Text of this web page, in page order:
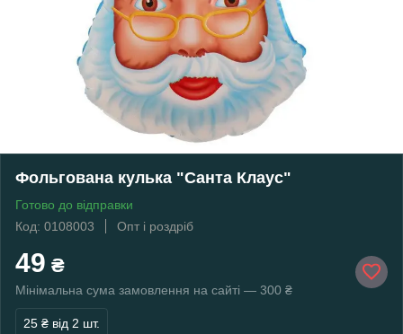
Фольгована кулька "Санта Клаус"
Готово до відправки
Код: 0108003
Опт і роздріб
49 ₴
Мінімальна сума замовлення на сайті — 300 ₴
25 ₴ від 2 шт.